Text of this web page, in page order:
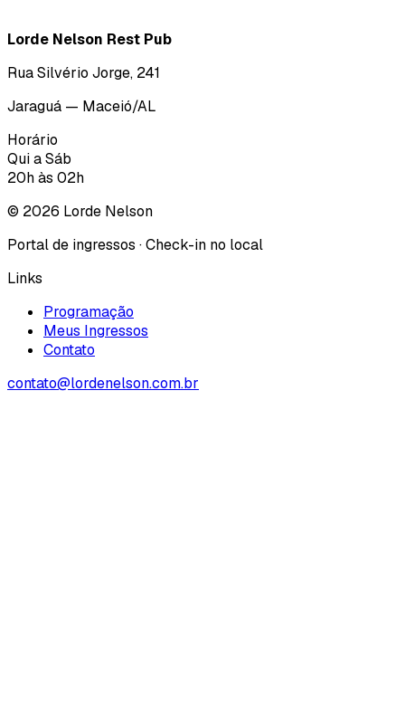
Lorde Nelson Rest Pub
Rua Silvério Jorge, 241
Jaraguá — Maceió/AL
Horário
Qui a Sáb
20h às 02h
© 2026 Lorde Nelson
Portal de ingressos · Check-in no local
Links
Programação
Meus Ingressos
Contato
contato@lordenelson.com.br